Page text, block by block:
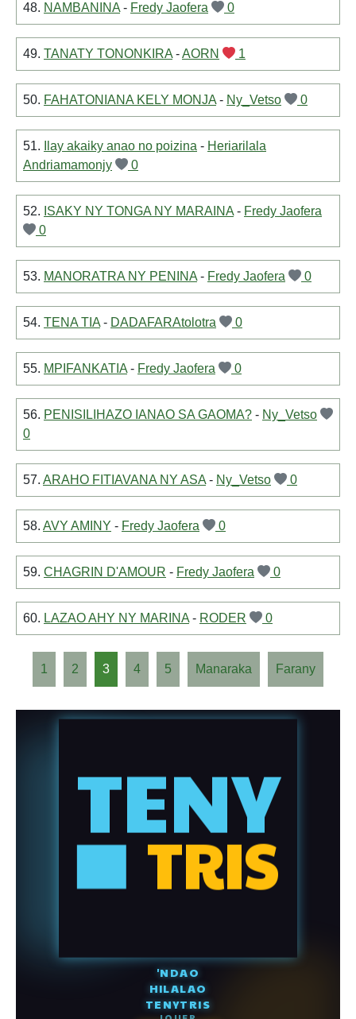
48. NAMBANINA - Fredy Jaofera 0
49. TANATY TONONKIRA -AORN 1
50. FAHATONIANA KELY MONJA - Ny_Vetso 0
51. Ilay akaiky anao no poizina - Heriarilala
Andriamamonjy
0
52. ISAKY NY TONGA NY MARAINA - Fredy Jaofera
0
53. MANORATRA NY PENINA - Fredy Jaofera 0
54. TENA TIA - DADAFARAtolotra 0
55. MPIFANKATIA - Fredy Jaofera 0
56. PENISILIHAZO IANAO SA GAOMA? - Ny_Vetso
0
57. ARAHO FITIAVANA NY ASA - Ny_Vetso 0
58. AVY AMINY - Fredy Jaofera 0
59. CHAGRIN D'AMOUR - Fredy Jaofera 0
60. LAZAO AHY NY MARINA - RODER 0
1 2 3 4 5 Manaraka Farany